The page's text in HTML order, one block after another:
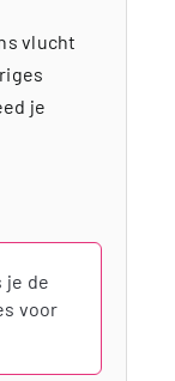
vlucht
je
je de
voor